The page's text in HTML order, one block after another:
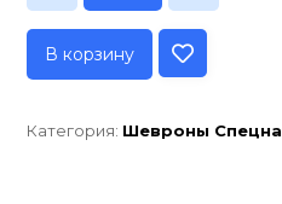
В корзину
Категория: Шевроны